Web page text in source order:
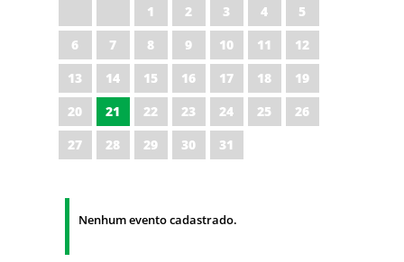
1 2 3 4
5
6
7 8 9 10 11
12
13
14 15 16 17 18
19
20
21 22 23 24 25
26
27
28 29 30 31
Nenhum evento cadastrado.